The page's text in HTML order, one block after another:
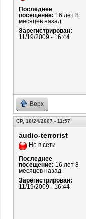
Последнее
посещение: 16 лет 8
месяцев назад
Зарегистрирован:
11/19/2009 - 16:44
Верх
СР, 10/24/2007 - 11:57
audio-terrorist
Не в сети
Последнее
посещение: 16 лет 8
месяцев назад
Зарегистрирован:
11/19/2009 - 16:44